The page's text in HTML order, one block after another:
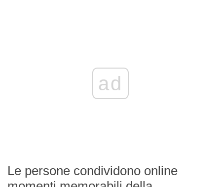
ad
Le persone condividono online